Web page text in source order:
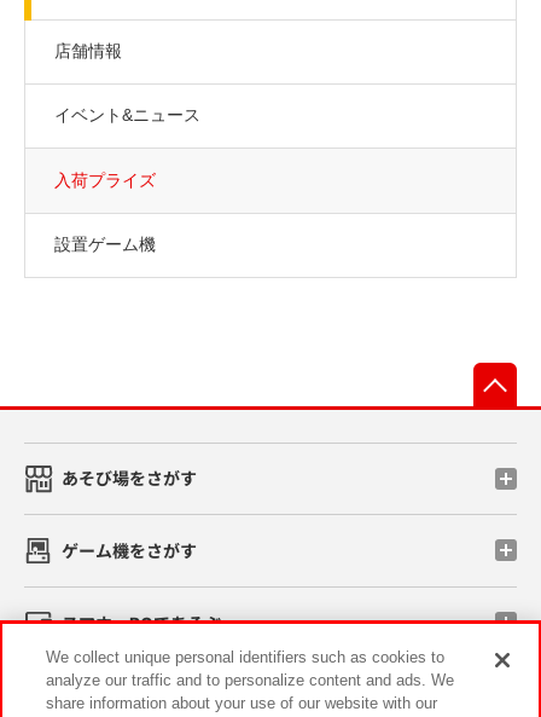
店舗情報
イベント&ニュース
入荷プライズ
設置ゲーム機
あそび場をさがす
ゲーム機をさがす
スマホ・PCであそぶ
イベント・キャンペーン
We collect unique personal identifiers such as cookies to
analyze our traffic and to personalize content and ads. We
share information about your use of our website with our